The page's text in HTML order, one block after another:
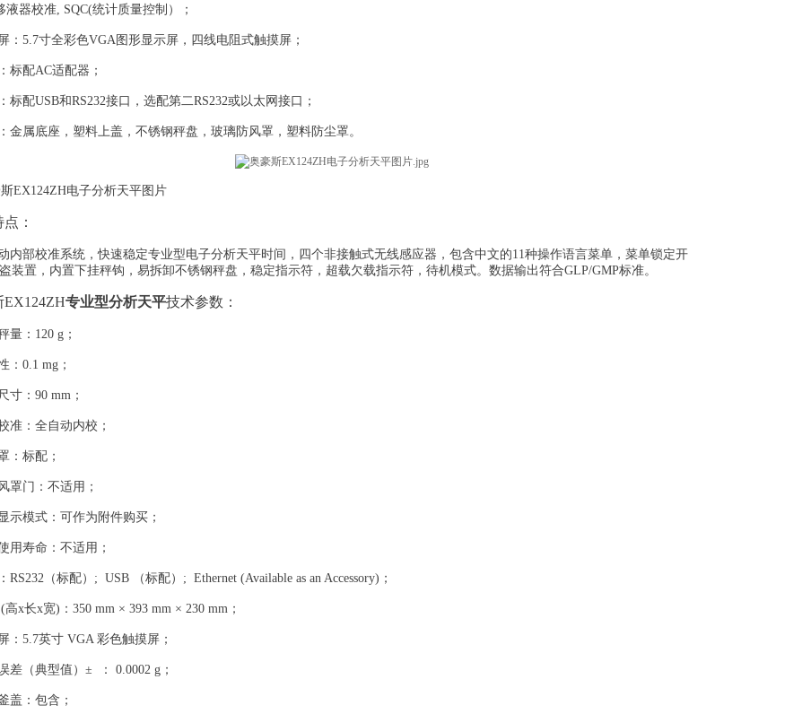
液器校准, SQC(统计质量控制）；
：5.7寸全彩色VGA图形显示屏，四线电阻式触摸屏；
标配AC适配器；
标配USB和RS232接口，选配第二RS232或以太网接口；
金属底座，塑料上盖，不锈钢秤盘，玻璃防风罩，塑料防尘罩。
EX124ZH电子分析天平图片
：
内部校准系统，快速稳定专业型电子分析天平时间，四个非接触式无线感应器，包含中文的11种操作语言菜单，菜单锁定开
装置，内置下挂秤钩，易拆卸不锈钢秤盘，稳定指示符，超载欠载指示符，待机模式。数据输出符合GLP/GMP标准。
EX124ZH专业型分析天平技术参数：
量：120 g；
：0.1 mg；
寸：90 mm；
准：全自动内校；
：标配；
罩门：不适用；
示模式：可作为附件购买；
用寿命：不适用；
RS232（标配）; USB （标配）; Ethernet (Available as an Accessory)；
x长x宽)：350 mm × 393 mm × 230 mm；
：5.7英寸 VGA 彩色触摸屏；
差（典型值）± ： 0.0002 g；
盖：包含；